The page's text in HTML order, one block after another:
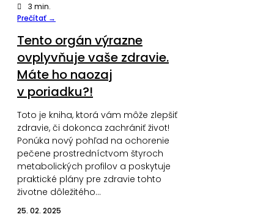
3 min.
Prečítať →
Tento orgán výrazne
ovplyvňuje vaše zdravie.
Máte ho naozaj
v poriadku?!
Toto je kniha, ktorá vám môže zlepšiť
zdravie, či dokonca zachrániť život!
Ponúka nový pohľad na ochorenie
pečene prostredníctvom štyroch
metabolických profilov a poskytuje
praktické plány pre zdravie tohto
životne dôležitého…
25. 02. 2025